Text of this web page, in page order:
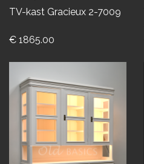
TV-kast Gracieux 2-7009
€ 1865.00